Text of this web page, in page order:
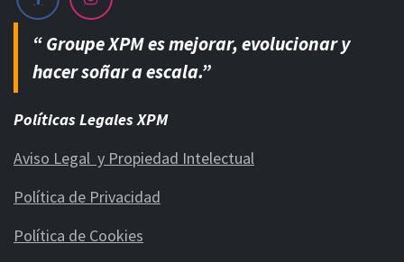
“ Groupe XPM es mejorar, evolucionar y
hacer soñar a escala.”
Políticas Legales XPM
Aviso Legal y Propiedad Intelectual
Política de Privacidad
Política de Cookies